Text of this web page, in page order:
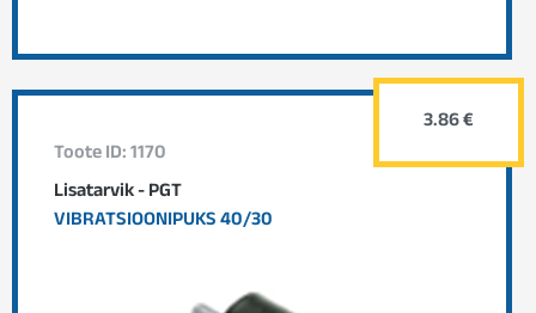
Toote ID: 1170
Lisatarvik - PGT
VIBRATSIOONIPUKS 40/30
3.86 €